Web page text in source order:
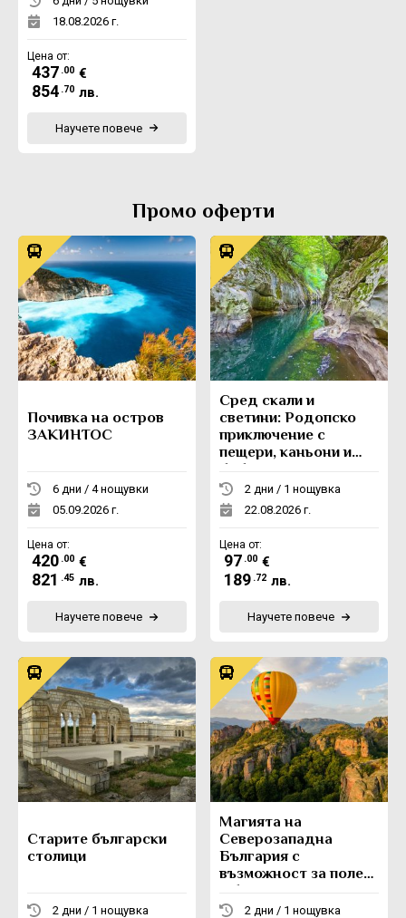
18.08.2026 г.
Цена от:
437 .00 €
854 .70 лв.
Научете повече
Промо оферти
Почивка на остров
ЗАКИНТОС
6 дни / 4 нощувки
05.09.2026 г.
Цена от:
420 .00 €
821 .45 лв.
Научете повече
Сред скали и
светини: Родопско
приключение с
пещери, каньони и
боб
2 дни / 1 нощувка
22.08.2026 г.
Цена от:
97 .00 €
189 .72 лв.
Научете повече
Старите български
столици
2 дни / 1 нощувка
Магията на
Северозападна
България с
възможност за полет
с балон
2 дни / 1 нощувка